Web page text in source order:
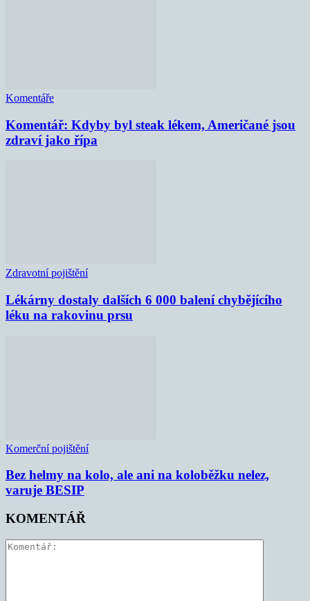
Komentáře
Komentář: Kdyby byl steak lékem, Američané jsou
zdraví jako řípa
Zdravotní pojištění
Lékárny dostaly dalších 6 000 balení chybějícího
léku na rakovinu prsu
Komerční pojištění
Bez helmy na kolo, ale ani na koloběžku nelez,
varuje BESIP
KOMENTÁŘ